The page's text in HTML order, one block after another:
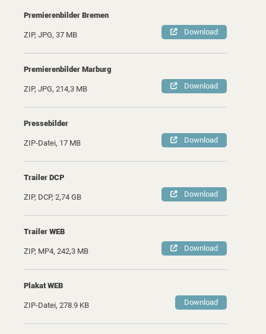
Premierenbilder Bremen
ZIP, JPG, 37 MB Download
Premierenbilder Marburg
ZIP, JPG, 214,3 MB Download
Pressebilder
ZIP-Datei, 17 MB Download
Trailer DCP
ZIP, DCP, 2,74 GB Download
Trailer WEB
ZIP, MP4, 242,3 MB Download
Plakat WEB
ZIP-Datei, 278.9 KB Download